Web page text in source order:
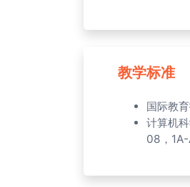
教学标准
国际教
计算机
08，